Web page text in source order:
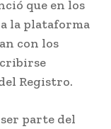
que en los
la plataforma
con los
Registro.
parte del